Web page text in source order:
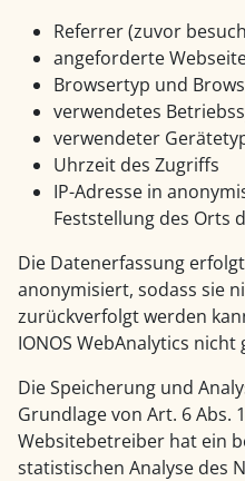
Referrer (zuvor
angeforderte
Browsertyp und
verwendetes
verwendeter
Uhrzeit des Zugriffs
IP-Adresse in
Feststellung des Orts
Die Datenerfassung
anonymisiert, sodass sie
zurückverfolgt werden
IONOS WebAnalytics nicht
Die Speicherung und
Grundlage von Art. 6 Abs.
Websitebetreiber hat ein
statistischen Analyse des